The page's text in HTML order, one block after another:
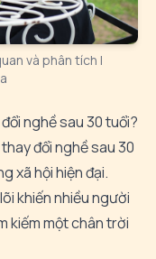
và phân tích |
nghề sau 30 tuổi?
đổi nghề sau 30
xã hội hiện đại.
khiến nhiều người
kiếm một chân trời